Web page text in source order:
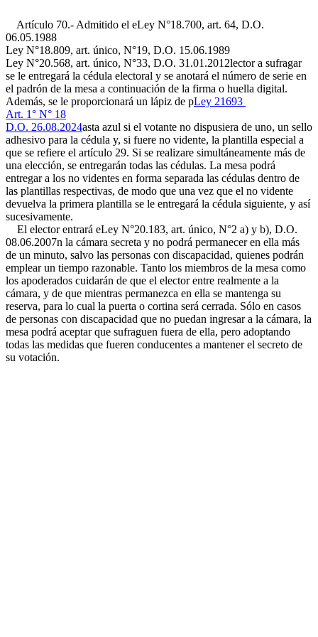
Artículo 70.- Admitido el eLey N°18.700, art. 64, D.O.
06.05.1988
Ley N°18.809, art. único, N°19, D.O. 15.06.1989
Ley N°20.568, art. único, N°33, D.O. 31.01.2012lector a sufragar
se le entregará la cédula electoral y se anotará el número de serie en
el padrón de la mesa a continuación de la firma o huella digital.
Además, se le proporcionará un lápiz de pLey 21693
Art. 1° N° 18
D.O. 26.08.2024asta azul si el votante no dispusiera de uno, un sello
adhesivo para la cédula y, si fuere no vidente, la plantilla especial a
que se refiere el artículo 29. Si se realizare simultáneamente más de
una elección, se entregarán todas las cédulas. La mesa podrá
entregar a los no videntes en forma separada las cédulas dentro de
las plantillas respectivas, de modo que una vez que el no vidente
devuelva la primera plantilla se le entregará la cédula siguiente, y así
sucesivamente.
El elector entrará eLey N°20.183, art. único, N°2 a) y b), D.O.
08.06.2007n la cámara secreta y no podrá permanecer en ella más
de un minuto, salvo las personas con discapacidad, quienes podrán
emplear un tiempo razonable. Tanto los miembros de la mesa como
los apoderados cuidarán de que el elector entre realmente a la
cámara, y de que mientras permanezca en ella se mantenga su
reserva, para lo cual la puerta o cortina será cerrada. Sólo en casos
de personas con discapacidad que no puedan ingresar a la cámara, la
mesa podrá aceptar que sufraguen fuera de ella, pero adoptando
todas las medidas que fueren conducentes a mantener el secreto de
su votación.